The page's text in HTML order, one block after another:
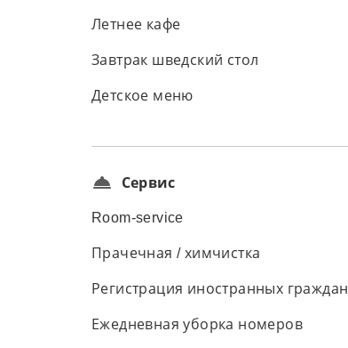
Летнее кафе
Завтрак шведский стол
Детское меню
Сервис
Room-service
Прачечная / химчистка
Регистрация иностранных граждан
Ежедневная уборка номеров